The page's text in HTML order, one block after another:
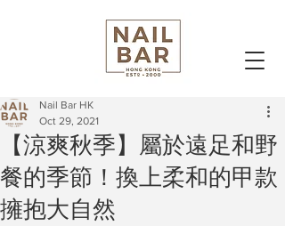
【涼爽秋季】屬於遠足和野
餐的季節！換上柔和的甲款
擁抱大自然
Nail Bar HK
Oct 29, 2021